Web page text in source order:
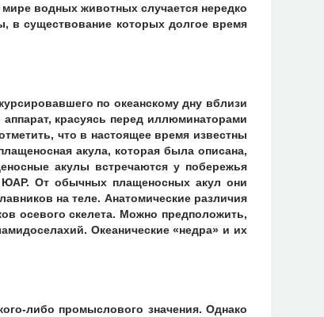
водных животных случается нередко
существование которых долгое время
по океанскому дну вблизи
красуясь перед иллюминаторами
что в настоящее время известны
акула, которая была описана,
акулы встречаются у побережья
От обычных плащеносных акул они
на теле. Анатомические различия
осевого скелета. Можно предположить,
Океанические «недра» и их
либо промыслового значения. Однако